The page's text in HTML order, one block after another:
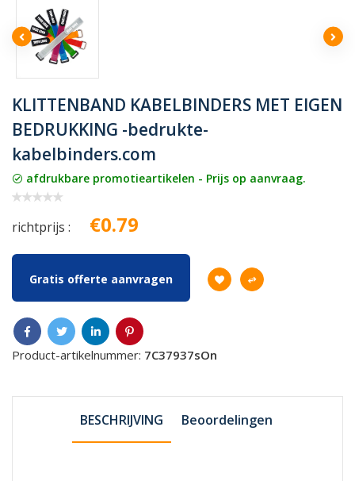
KLITTENBAND KABELBINDERS MET EIGEN
BEDRUKKING -bedrukte-
kabelbinders.com
afdrukbare promotieartikelen - Prijs op aanvraag.
richtprijs : €0.79
Gratis offerte aanvragen
Product-artikelnummer: 7C37937sOn
BESCHRIJVING Beoordelingen